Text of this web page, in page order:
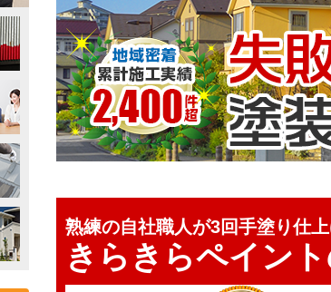
熟練の自社職人が3回手塗り仕上
きらきらペイン